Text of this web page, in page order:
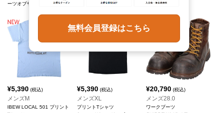
ーツオブザルーム
スターズ
¥5,390 (税込)
メンズM
IBEW LOCAL 501 プリント
¥5,390(税込)
メンズXL
プリントTシャツ
¥20,790 (税込)
メンズ28.0
ワークブーツ
無料会員登録はこちら